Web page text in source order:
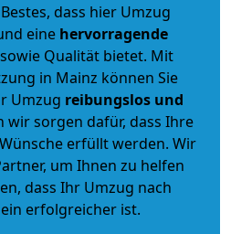
dass hier Umzug
eine hervorragende
sowie Qualität bietet. Mit
in Mainz können Sie
Umzug reibungslos und
sorgen dafür, dass Ihre
erfüllt werden. Wir
um Ihnen zu helfen
dass Ihr Umzug nach
erfolgreicher ist.